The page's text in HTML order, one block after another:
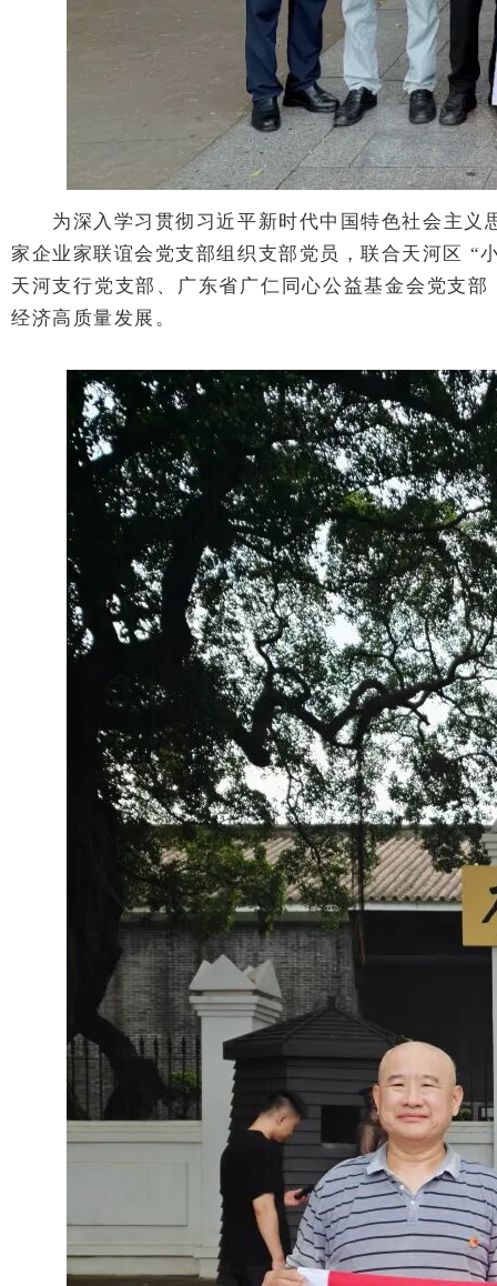
为深入学习贯彻习近平新时代中国特色社会主
家企业家联谊会党支部组织支部党员，联合天河区 “
天河支行党支部、广东省广仁同心公益基金会党支
经济高质量发展。